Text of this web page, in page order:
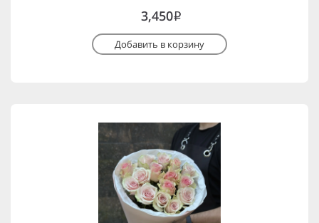
3,450i
Добавить в корзину